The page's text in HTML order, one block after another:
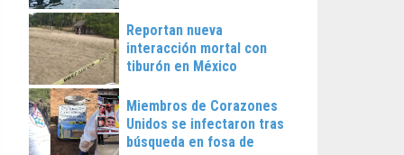
Reportan nueva
interacción mortal con
tiburón en México
Miembros de Corazones
Unidos se infectaron tras
búsqueda en fosa de